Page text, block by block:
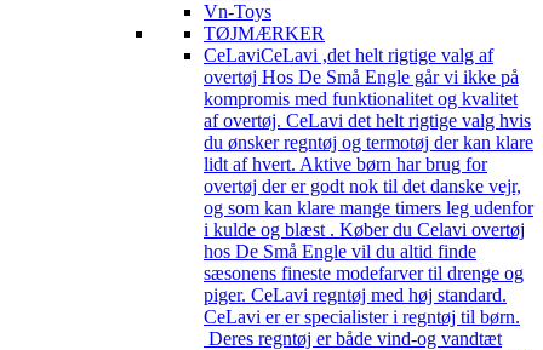
Vn-Toys
TØJMÆRKER
CeLaviCeLavi ,det helt rigtige valg af
overtøj Hos De Små Engle går vi ikke på
kompromis med funktionalitet og kvalitet
af overtøj. CeLavi det helt rigtige valg hvis
du ønsker regntøj og termotøj der kan klare
lidt af hvert. Aktive børn har brug for
overtøj der er godt nok til det danske vejr,
og som kan klare mange timers leg udenfor
i kulde og blæst . Køber du Celavi overtøj
hos De Små Engle vil du altid finde
sæsonens fineste modefarver til drenge og
piger. CeLavi regntøj med høj standard.
CeLavi er er specialister i regntøj til børn.
Deres regntøj er både vind-og vandtæt